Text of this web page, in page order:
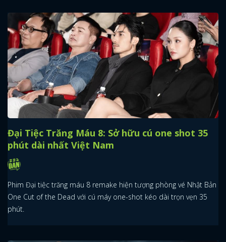
ĐĂNG NHẬP
FACEBOOK
Đại Tiệc Trăng Máu 8: Sở hữu cú one shot 35
phút dài nhất Việt Nam
Phim Đại tiệc trăng máu 8 remake hiện tượng phòng vé Nhật Bản
One Cut of the Dead với cú máy one-shot kéo dài trọn vẹn 35
phút.